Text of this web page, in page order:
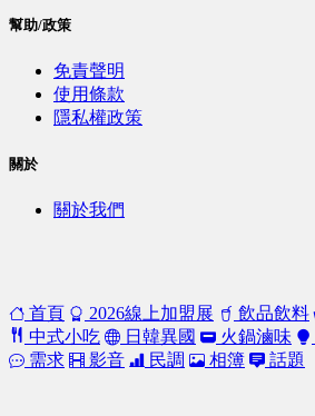
幫助/政策
免責聲明
使用條款
隱私權政策
關於
關於我們
首頁 2026線上加盟展 飲品飲料
中式小吃
日韓異國 火鍋滷味
需求
影音 民調 相簿 話題